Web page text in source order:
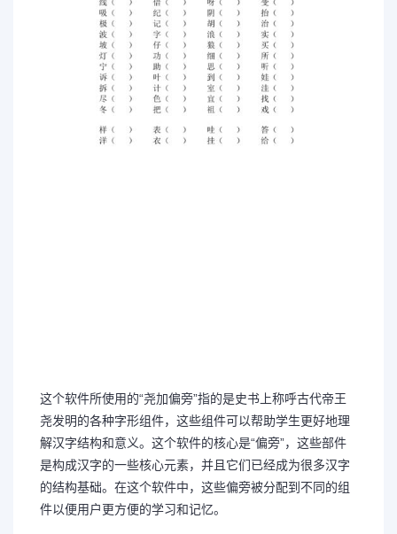
这个软件所使用的“尧加偏旁”指的是史书上称呼古代帝王
尧发明的各种字形组件，这些组件可以帮助学生更好地理
解汉字结构和意义。这个软件的核心是“偏旁”，这些部件
是构成汉字的一些核心元素，并且它们已经成为很多汉字
的结构基础。在这个软件中，这些偏旁被分配到不同的组
件以便用户更方便的学习和记忆。